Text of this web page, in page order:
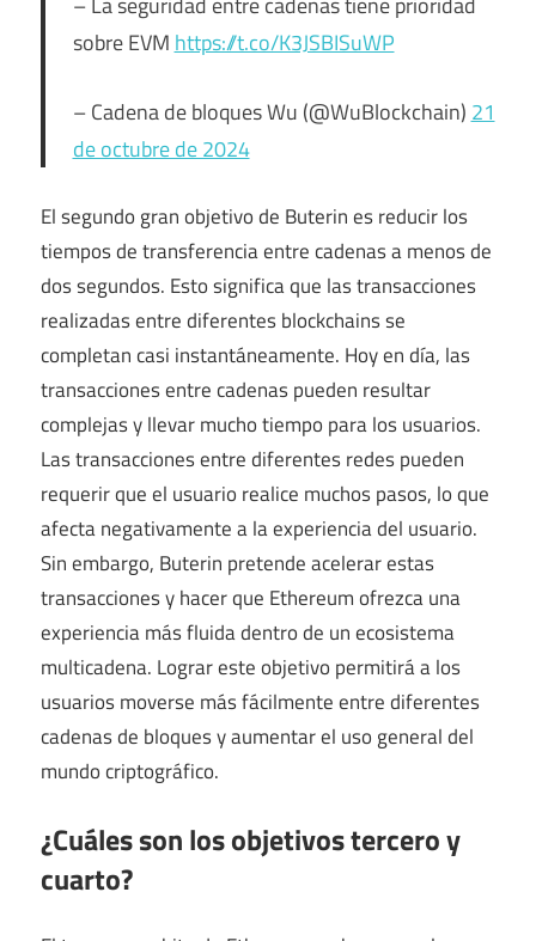
sobre EVM https://t.co/K3JSBISuWP
– Cadena de bloques Wu (@WuBlockchain) 21
de octubre de 2024
El segundo gran objetivo de Buterin es reducir los
tiempos de transferencia entre cadenas a menos de
dos segundos. Esto significa que las transacciones
realizadas entre diferentes blockchains se
completan casi instantáneamente. Hoy en día, las
transacciones entre cadenas pueden resultar
complejas y llevar mucho tiempo para los usuarios.
Las transacciones entre diferentes redes pueden
requerir que el usuario realice muchos pasos, lo que
afecta negativamente a la experiencia del usuario.
Sin embargo, Buterin pretende acelerar estas
transacciones y hacer que Ethereum ofrezca una
experiencia más fluida dentro de un ecosistema
multicadena. Lograr este objetivo permitirá a los
usuarios moverse más fácilmente entre diferentes
cadenas de bloques y aumentar el uso general del
mundo criptográfico.
¿Cuáles son los objetivos tercero y
cuarto?